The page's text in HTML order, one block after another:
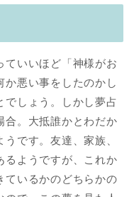
ていいほど「神様がお
か悪い事をしたのかし
でしょう。しかし夢占
合。大抵誰かとわだか
です。友達、家族、
るようですが、これか
ているかのどちらかの